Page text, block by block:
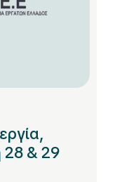
28 & 29